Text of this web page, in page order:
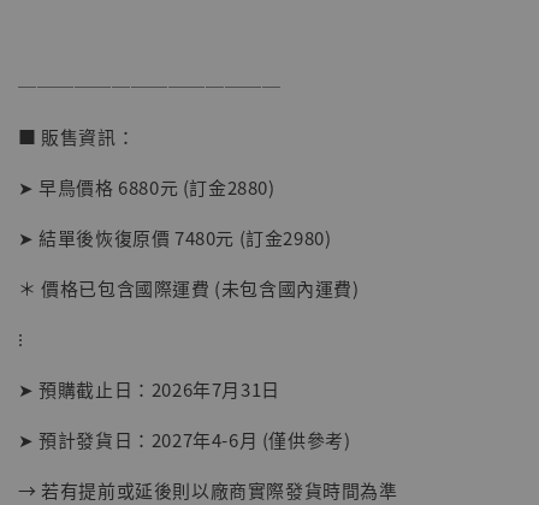
──────────────
■ 販售資訊：
➤ 早鳥價格 6880元 (訂金2880)
➤ 結單後恢復原價 7480元 (訂金2980)
＊ 價格已包含國際運費 (未包含國內運費)
⁝
➤ 預購截止日：2026年7月31日
➤ 預計發貨日：2027年4-6月 (僅供參考)
→ 若有提前或延後則以廠商實際發貨時間為準